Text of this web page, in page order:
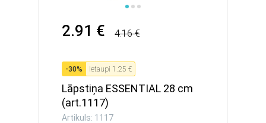
2.91 € 4.16 €
-30% Ietaupi 1.25 €
Lāpstiņa ESSENTIAL 28 cm
(art.1117)
Artikuls: 1117